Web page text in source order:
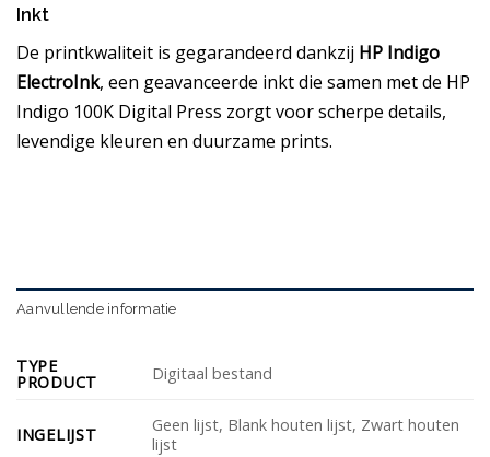
Inkt
De printkwaliteit is gegarandeerd dankzij HP Indigo
ElectroInk, een geavanceerde inkt die samen met de HP
Indigo 100K Digital Press zorgt voor scherpe details,
levendige kleuren en duurzame prints.
Aanvullende informatie
TYPE
PRODUCT Digitaal bestand
INGELIJST
Geen lijst, Blank houten lijst, Zwart houten
lijst